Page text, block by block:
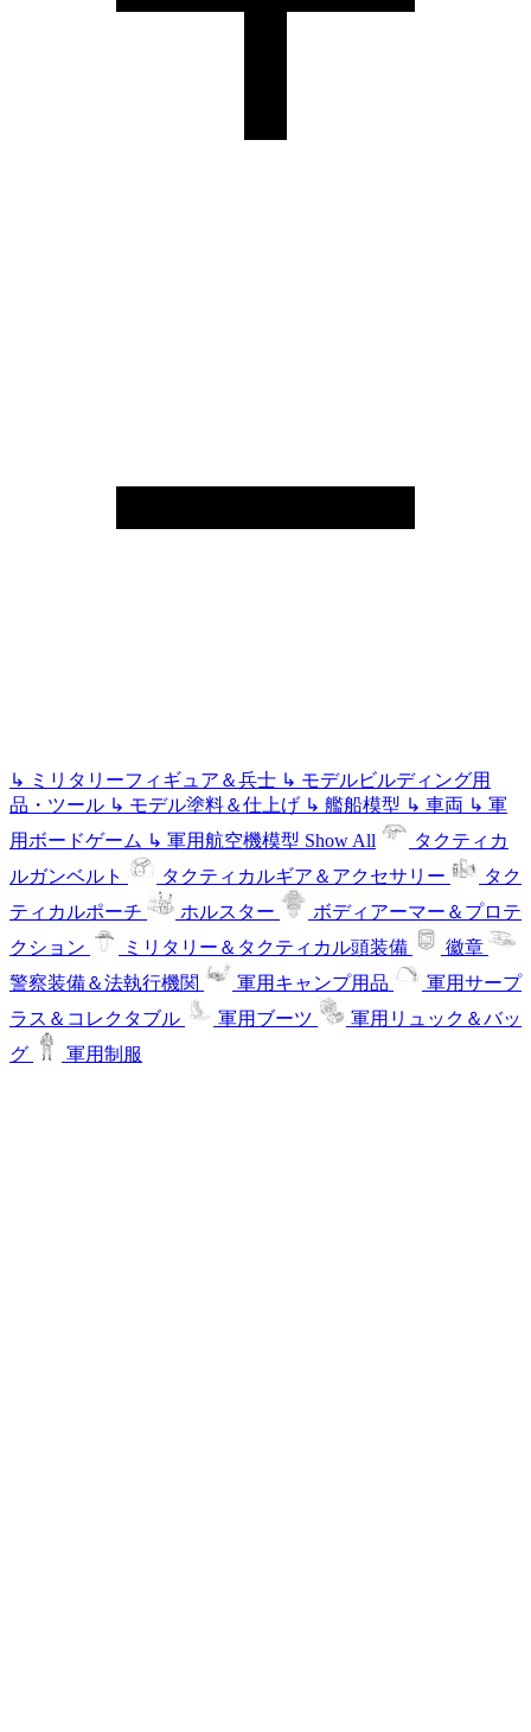
↳ ミリタリーフィギュア＆兵士 ↳ モデルビルディング用
品・ツール ↳ モデル塗料＆仕上げ ↳ 艦船模型 ↳ 車両 ↳ 軍
用ボードゲーム ↳ 軍用航空機模型 Show All
タクティカ
ルガンベルト
タクティカルギア＆アクセサリー
タク
ティカルポーチ
ホルスター
ボディアーマー＆プロテ
クション
ミリタリー＆タクティカル頭装備
徽章
警察装備＆法執行機関
軍用キャンプ用品
軍用サープ
ラス＆コレクタブル
軍用ブーツ
軍用リュック＆バッ
グ
軍用制服